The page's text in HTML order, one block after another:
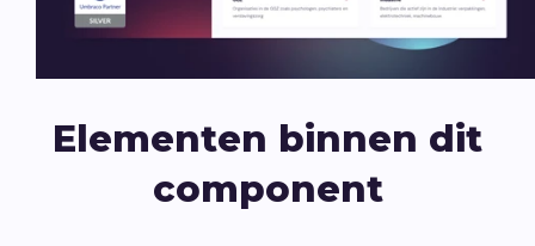
Elementen binnen dit
component